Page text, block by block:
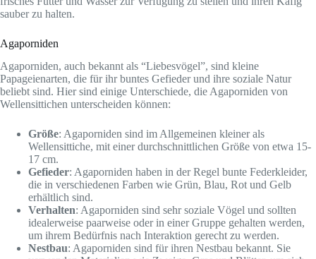
sauber zu halten.
Agaporniden
Agaporniden, auch bekannt als “Liebesvögel”, sind kleine
Papageienarten, die für ihr buntes Gefieder und ihre soziale Natur
beliebt sind. Hier sind einige Unterschiede, die Agaporniden von
Wellensittichen unterscheiden können:
Größe: Agaporniden sind im Allgemeinen kleiner als
Wellensittiche, mit einer durchschnittlichen Größe von etwa 15-
17 cm.
Gefieder: Agaporniden haben in der Regel bunte Federkleider,
die in verschiedenen Farben wie Grün, Blau, Rot und Gelb
erhältlich sind.
Verhalten: Agaporniden sind sehr soziale Vögel und sollten
idealerweise paarweise oder in einer Gruppe gehalten werden,
um ihrem Bedürfnis nach Interaktion gerecht zu werden.
Nestbau: Agaporniden sind für ihren Nestbau bekannt. Sie